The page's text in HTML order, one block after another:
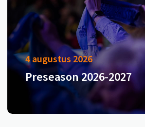
4 augustus 2026
Preseason 2026-2027